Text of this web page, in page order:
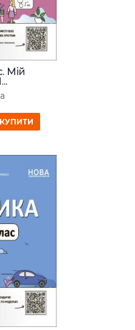
Мій
КУПИТИ